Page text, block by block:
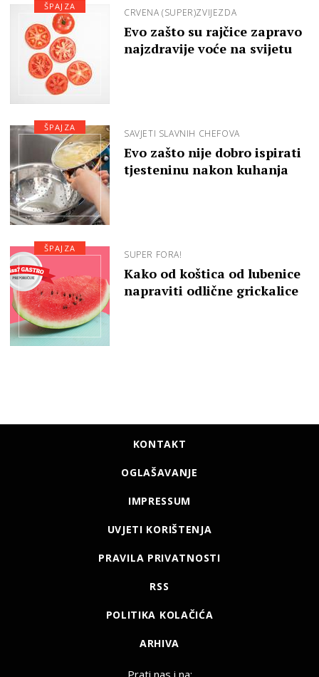
CRVENA (SUPER)ZVIJEZDA
Evo zašto su rajčice zapravo
najzdravije voće na svijetu
ŠPAJZA
SAVJETI SLAVNIH CHEFOVA
Evo zašto nije dobro ispirati
tjesteninu nakon kuhanja
ŠPAJZA
SUPER FORA!
Kako od koštica od lubenice
napraviti odlične grickalice
ŠPAJZA
KONTAKT
OGLAŠAVANJE
IMPRESSUM
UVJETI KORIŠTENJA
PRAVILA PRIVATNOSTI
RSS
POLITIKA KOLAČIĆA
ARHIVA